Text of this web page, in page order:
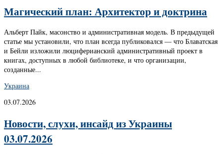
Магический план: Архитектор и доктрина
Альберт Пайк, масонство и административная модель. В предыдущей
статье мы установили, что план всегда публиковался — что Блаватская
и Бейли изложили люциферианский административный проект в
книгах, доступных в любой библиотеке, и что организации,
созданные...
Украина
03.07.2026
Новости, слухи, инсайд из Украины
03.07.2026